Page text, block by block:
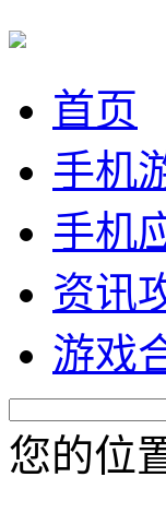
首页
手机
手机
资讯
游戏
您的位